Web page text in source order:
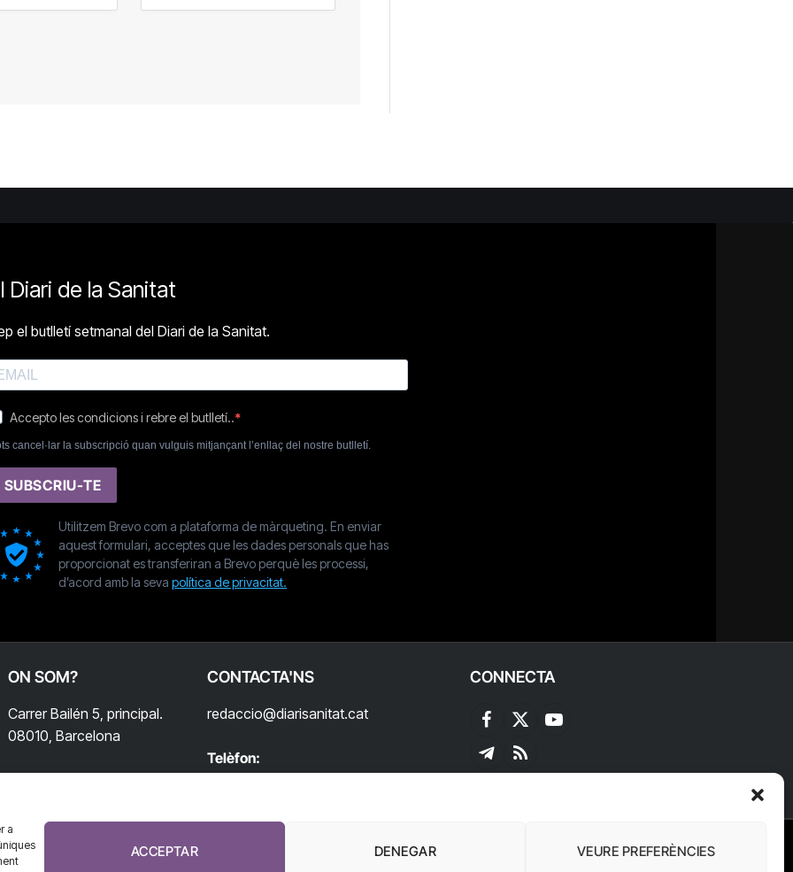
a
ACCEPTAR DENEGAR VEURE PREFERÈNCIES
Diari de la Sanitat
el butlletí setmanal del Diari de la Sanitat.
Accepto les condicions i rebre el butlletí..
cancel·lar la subscripció quan vulguis mitjançant l’enllaç del nostre butlletí.
SUBSCRIU-TE
Utilitzem Brevo com a plataforma de màrqueting. En enviar
aquest formulari, acceptes que les dades personals que has
proporcionat es transferiran a Brevo perquè les processi,
d’acord amb la seva política de privacitat.
ON SOM?
Carrer Bailén 5, principal.
08010, Barcelona
CONTACTA'NS
redaccio@diarisanitat.cat
Telèfon:
CONNECTA
Facebook
X
(Twitter)
YouTube
Telegram
RSS